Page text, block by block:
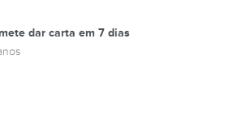
dar carta em 7 dias